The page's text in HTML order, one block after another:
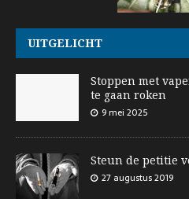
UITGELICHT
Stoppen met
te gaan roken
9 mei 2025
Steun de petitie
27 augustus 2019